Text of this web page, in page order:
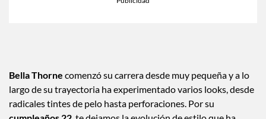
Bella Thorne comenzó su carrera desde muy pequeña y a lo
largo de su trayectoria ha experimentado varios looks, desde
radicales tintes de pelo hasta perforaciones. Por su